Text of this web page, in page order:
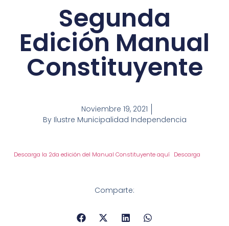
Segunda
Edición Manual
Constituyente
Noviembre 19, 2021
ByIlustre Municipalidad Independencia
Descarga la 2da edición del Manual Constituyente aquí Descarga
Comparte: